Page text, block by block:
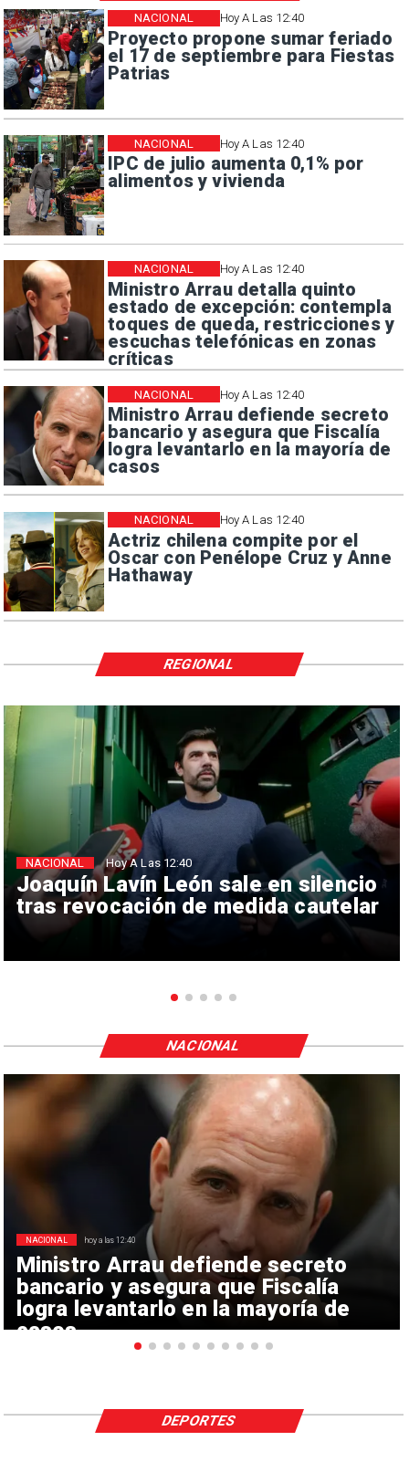
Hoy A Las 12:40
Proyecto propone sumar feriado
el 17 de septiembre para Fiestas
Patrias
NACIONAL
Hoy A Las 12:40
IPC de julio aumenta 0,1% por
alimentos y vivienda
NACIONAL
Hoy A Las 12:40
Ministro Arrau detalla quinto
estado de excepción: contempla
toques de queda, restricciones y
escuchas telefónicas en zonas
críticas
NACIONAL
Hoy A Las 12:40
Ministro Arrau defiende secreto
bancario y asegura que Fiscalía
logra levantarlo en la mayoría de
casos
NACIONAL
Hoy A Las 12:40
Actriz chilena compite por el
Oscar con Penélope Cruz y Anne
Hathaway
NACIONAL
Joaquín Lavín León sale en silencio
tras revocación de medida cautelar
NACIONAL Hoy A Las 12:40
REGIONAL
Ministro Arrau defiende secreto
bancario y asegura que Fiscalía
logra levantarlo en la mayoría de
casos
NACIONAL hoy a las 12:40
NACIONAL
DEPORTES